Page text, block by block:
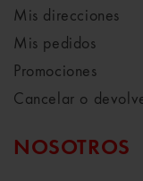
Mis direcciones
Mis pedidos
Promociones
Cancelar o
NOSOTROS